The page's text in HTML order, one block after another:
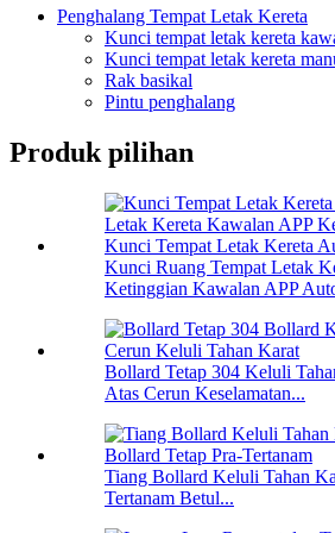
Penghalang Tempat Letak Kereta
Kunci tempat letak kereta
Kunci tempat letak kereta
Rak basikal
Pintu penghalang
Produk pilihan
Kunci Ruang Tempat Letak
Ketinggian Kawalan APP
Bollard Tetap 304 Keluli
Atas Cerun Keselamatan...
Tiang Bollard Keluli Tahan
Tertanam Betul...